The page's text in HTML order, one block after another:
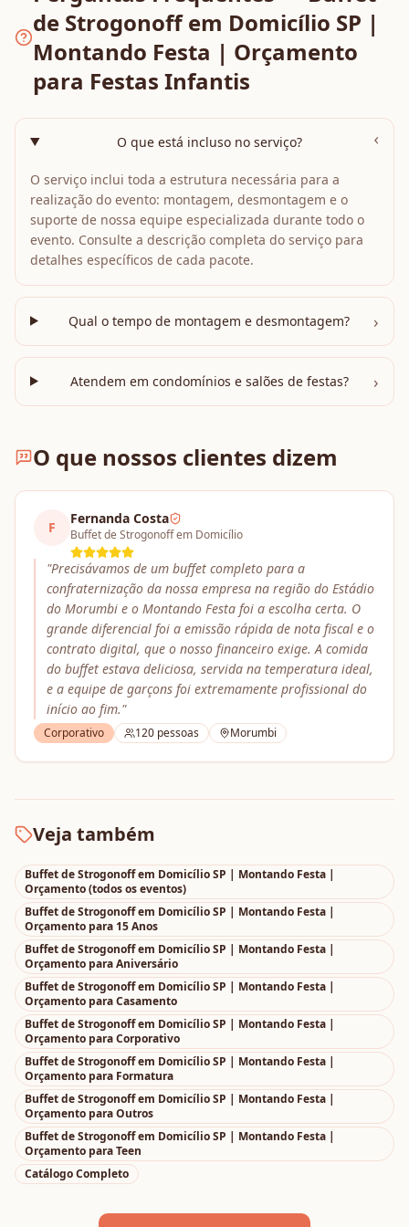
de Strogonoff em Domicílio SP |
Montando Festa | Orçamento
para Festas Infantis
O que está incluso no serviço? ›
O serviço inclui toda a estrutura necessária para a
realização do evento: montagem, desmontagem e o
suporte de nossa equipe especializada durante todo o
evento. Consulte a descrição completa do serviço para
detalhes específicos de cada pacote.
Qual o tempo de montagem e desmontagem? ›
Atendem em condomínios e salões de festas? ›
O que nossos clientes dizem
F
Fernanda Costa
Buffet de Strogonoff em Domicílio
"Precisávamos de um buffet completo para a
confraternização da nossa empresa na região do Estádio
do Morumbi e o Montando Festa foi a escolha certa. O
grande diferencial foi a emissão rápida de nota fiscal e o
contrato digital, que o nosso financeiro exige. A comida
do buffet estava deliciosa, servida na temperatura ideal,
e a equipe de garçons foi extremamente profissional do
início ao fim."
Corporativo 120 pessoas Morumbi
Veja também
Buffet de Strogonoff em Domicílio SP | Montando Festa |
Orçamento(todos os eventos)
Buffet de Strogonoff em Domicílio SP | Montando Festa |
Orçamento para 15 Anos
Buffet de Strogonoff em Domicílio SP | Montando Festa |
Orçamento paraAniversário
Buffet de Strogonoff em Domicílio SP | Montando Festa |
Orçamento paraCasamento
Buffet de Strogonoff em Domicílio SP | Montando Festa |
Orçamento paraCorporativo
Buffet de Strogonoff em Domicílio SP | Montando Festa |
Orçamento para Formatura
Buffet de Strogonoff em Domicílio SP | Montando Festa |
Orçamento paraOutros
Buffet de Strogonoff em Domicílio SP | Montando Festa |
Orçamento paraTeen
Catálogo Completo